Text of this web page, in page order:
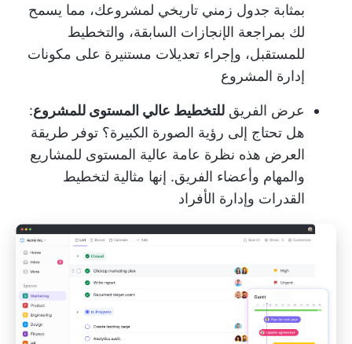
بمثابة جدول زمني تاريخي لمشروعك، مما يسمح
لك بمراجعة الإنجازات السابقة، والتخطيط
للمستقبل، وإجراء تعديلات مستنيرة على مكونات
إدارة المشروع
عرض الفريق للتخطيط عالي المستوى للمشروع:
هل تحتاج إلى رؤية الصورة الكبيرة؟ توفر طريقة
العرض هذه نظرة عامة عالية المستوى للمشاريع
والمهام وأعضاء الفريق. إنها مثالية لتخطيط
القدرات وإدارة الأفراد